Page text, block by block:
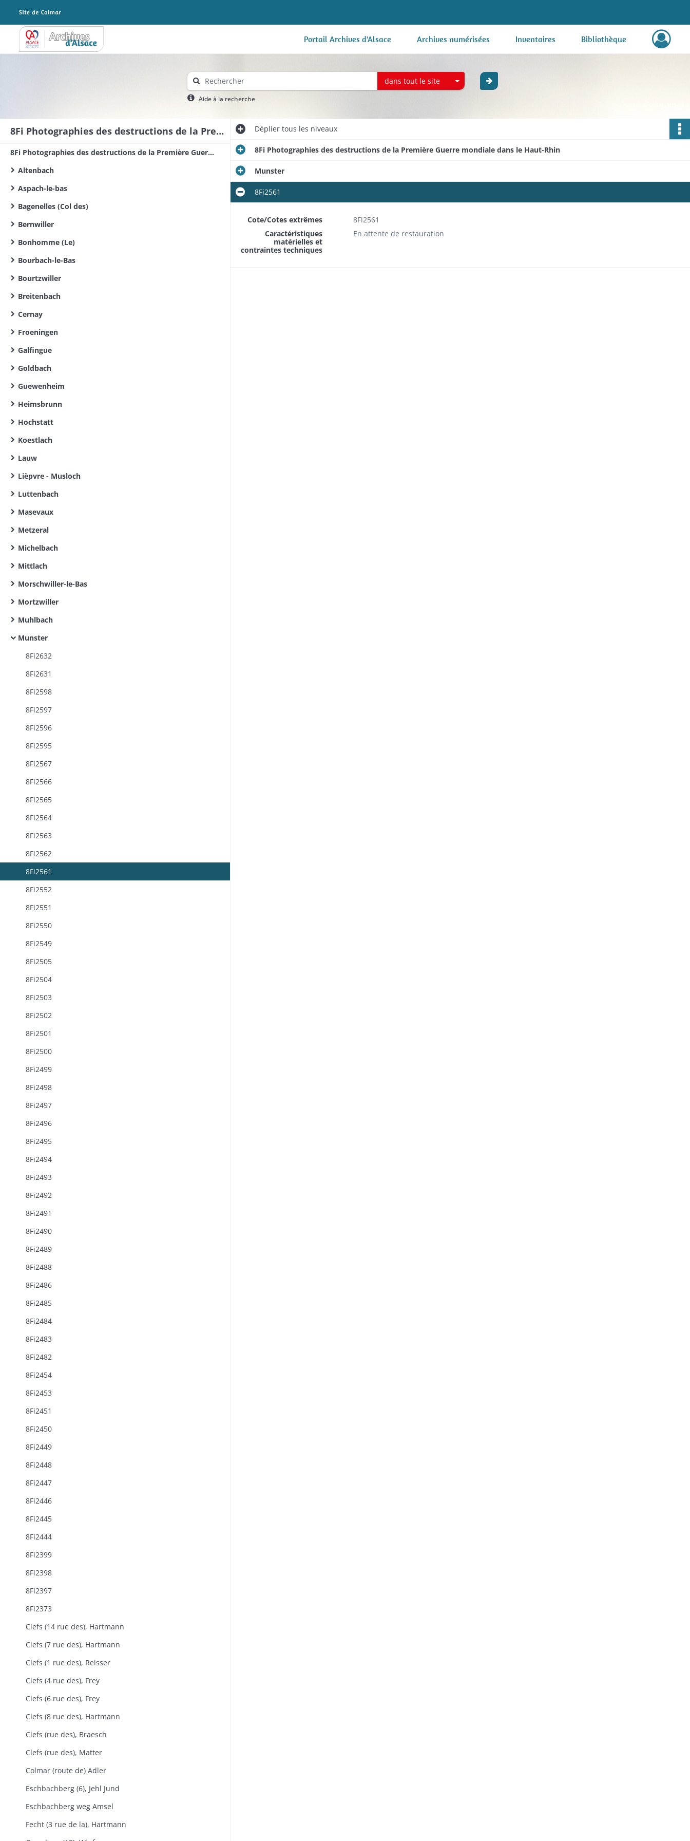
Archives Alsace - Colmar Portail Archives d'Alsace Archives numérisées Inventaires Bibliothèque
dans tout le site
Aide à la recherche
8Fi Photographies des destructions de la Première Guerre mondiale dans le sud du Haut-Rhin
8Fi Photographies des destructions de la Première Guerre mondiale dans le Haut-Rhin
Altenbach
Aspach-le-bas
Bagenelles (Col des)
Bernwiller
Bonhomme (Le)
Bourbach-le-Bas
Bourtzwiller
Breitenbach
Cernay
Froeningen
Galfingue
Goldbach
Guewenheim
Heimsbrunn
Hochstatt
Koestlach
Lauw
Lièpvre - Musloch
Luttenbach
Masevaux
Metzeral
Michelbach
Mittlach
Morschwiller-le-Bas
Mortzwiller
Muhlbach
Munster
8Fi2632
8Fi2631
8Fi2598
8Fi2597
8Fi2596
8Fi2595
8Fi2567
8Fi2566
8Fi2565
8Fi2564
8Fi2563
8Fi2562
8Fi2561
8Fi2552
8Fi2551
8Fi2550
8Fi2549
8Fi2505
8Fi2504
8Fi2503
8Fi2502
8Fi2501
8Fi2500
8Fi2499
8Fi2498
8Fi2497
8Fi2496
8Fi2495
8Fi2494
8Fi2493
8Fi2492
8Fi2491
8Fi2490
8Fi2489
8Fi2488
8Fi2486
8Fi2485
8Fi2484
8Fi2483
8Fi2482
8Fi2454
8Fi2453
8Fi2451
8Fi2450
8Fi2449
8Fi2448
8Fi2447
8Fi2446
8Fi2445
8Fi2444
8Fi2399
8Fi2398
8Fi2397
8Fi2373
Clefs (14 rue des), Hartmann
Clefs (7 rue des), Hartmann
Clefs (1 rue des), Reisser
Clefs (4 rue des), Frey
Clefs (6 rue des), Frey
Clefs (8 rue des), Hartmann
Clefs (rue des), Braesch
Clefs (rue des), Matter
Colmar (route de) Adler
Eschbachberg (6), Jehl Jund
Eschbachberg weg Amsel
Fecht (3 rue de la), Hartmann
Dépliertous les niveaux
8Fi Photographies des destructions de la Première Guerre mondiale dans le Haut-Rhin
Munster
8Fi2561
Cote/Cotes extrêmes
8Fi2561
Caractéristiques
matérielles et
contraintes techniques
En attente de restauration